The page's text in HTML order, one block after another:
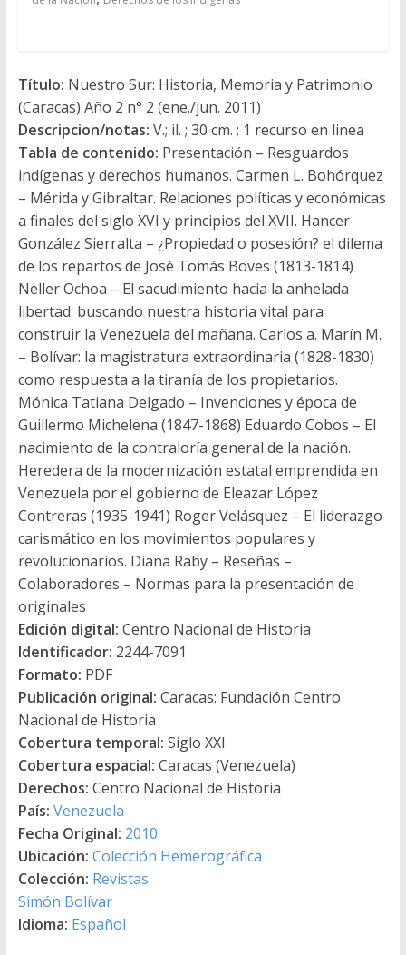
Título: Nuestro Sur: Historia, Memoria y Patrimonio
(Caracas) Año 2 n° 2 (ene./jun. 2011)
Descripcion/notas: V.; il. ; 30 cm. ; 1 recurso en linea
Tabla de contenido: Presentación – Resguardos
indígenas y derechos humanos. Carmen L. Bohórquez
– Mérida y Gibraltar. Relaciones políticas y económicas
a finales del siglo XVI y principios del XVII. Hancer
González Sierralta – ¿Propiedad o posesión? el dilema
de los repartos de José Tomás Boves (1813-1814)
Neller Ochoa – El sacudimiento hacia la anhelada
libertad: buscando nuestra historia vital para
construir la Venezuela del mañana. Carlos a. Marín M.
– Bolívar: la magistratura extraordinaria (1828-1830)
como respuesta a la tiranía de los propietarios.
Mónica Tatiana Delgado – Invenciones y época de
Guillermo Michelena (1847-1868) Eduardo Cobos – El
nacimiento de la contraloría general de la nación.
Heredera de la modernización estatal emprendida en
Venezuela por el gobierno de Eleazar López
Contreras (1935-1941) Roger Velásquez – El liderazgo
carismático en los movimientos populares y
revolucionarios. Diana Raby – Reseñas –
Colaboradores – Normas para la presentación de
originales
Edición digital: Centro Nacional de Historia
Identificador: 2244-7091
Formato: PDF
Publicación original: Caracas: Fundación Centro
Nacional de Historia
Cobertura temporal: Siglo XXI
Cobertura espacial: Caracas (Venezuela)
Derechos: Centro Nacional de Historia
País: Venezuela
Fecha Original: 2010
Ubicación: Colección Hemerográfica
Colección: Revistas
Simón Bolívar
Idioma: Español